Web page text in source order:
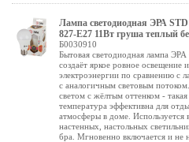
Лампа светодиодная ЭРА
827-E27 11Вт груша теплый
Б0030910
Бытовая светодиодная лампа ЭРА
создаёт яркое ровное освещение
электроэнергии по сравнению с
с аналогичным световым
светом с жёлтым оттенком - такая
температура эффективна для
атмосферы в доме. Используется
настенных, настольных
бра. Мгновенно включается и не